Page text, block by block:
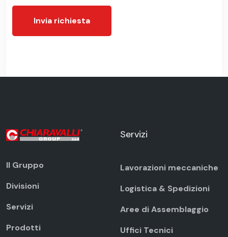
Invia richiesta
Il Gruppo
Divisioni
Servizi
Prodotti
Servizi
Lavorazioni meccaniche
Logistica & Spedizioni
Aree di Assemblaggio
Uffici Tecnici